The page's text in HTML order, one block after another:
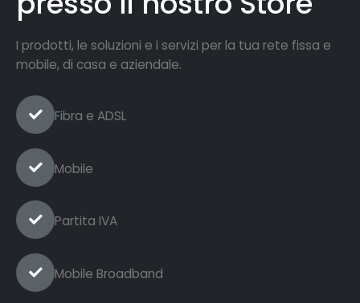
I prodotti, le soluzioni e i servizi per la tua rete fissa e
mobile, di casa e aziendale.
Fibra e ADSL
Mobile
Partita IVA
Mobile Broadband